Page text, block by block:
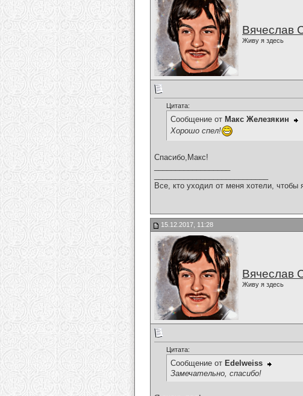
Вячеслав
Живу я здесь
Цитата:
Сообщение от Макс Железякин
Хорошо спел!
Спасибо,Макс!
Все, кто уходил от меня хотели,
15.12.2017, 11:28
Вячеслав
Живу я здесь
Цитата:
Сообщение от Edelweiss
Замечательно, спасибо!